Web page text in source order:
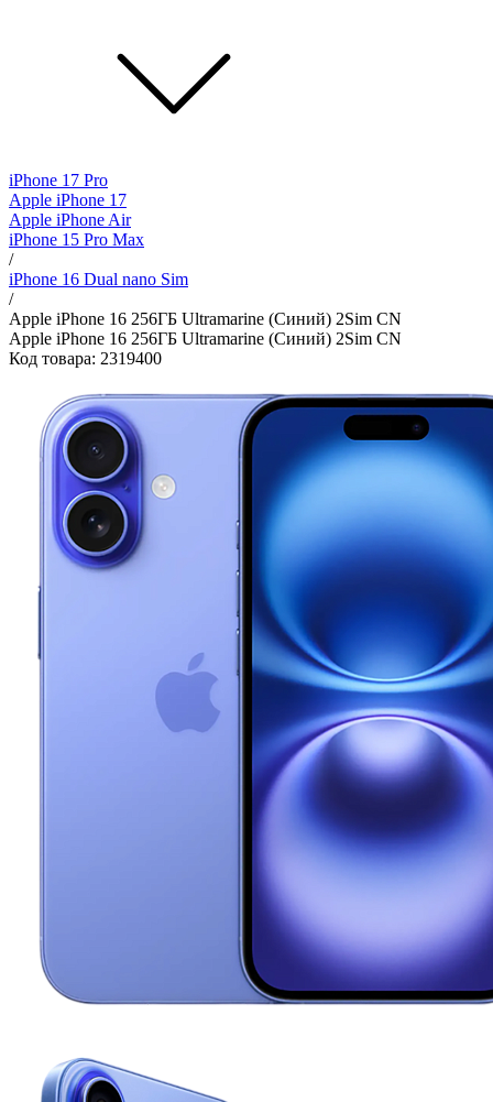
iPhone 17 Pro
Apple iPhone 17
Apple iPhone Air
iPhone 15 Pro Max
/
iPhone 16 Dual nano Sim
/
Apple iPhone 16 256ГБ Ultramarine (Синий) 2Sim CN
Apple iPhone 16 256ГБ Ultramarine (Синий) 2Sim CN
Код товара: 2319400